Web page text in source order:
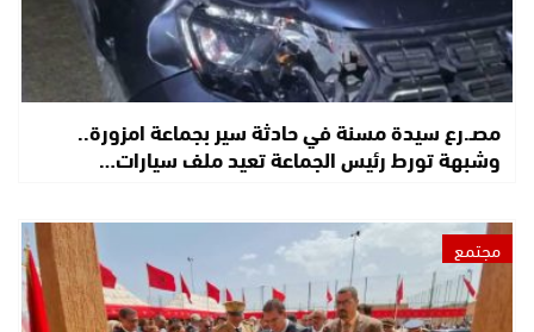
مصـ.رع سيدة مسنة في حادثة سير بجماعة امزورة..
وشبهة تورط رئيس الجماعة تعيد ملف سيارات…
مجتمع